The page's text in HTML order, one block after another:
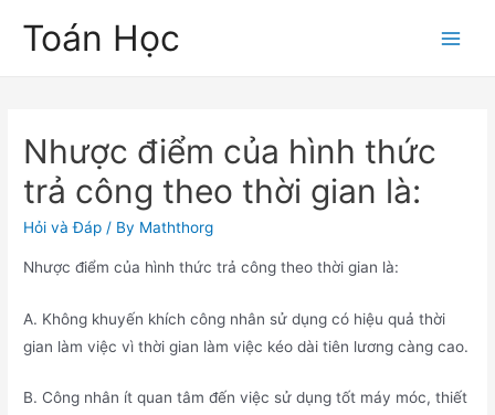
Toán Học
Nhược điểm của hình thức
trả công theo thời gian là:
Hỏi và Đáp / By Maththorg
Nhược điểm của hình thức trả công theo thời gian là:
A. Không khuyến khích công nhân sử dụng có hiệu quả thời
gian làm việc vì thời gian làm việc kéo dài tiên lương càng cao.
B. Công nhân ít quan tâm đến việc sử dụng tốt máy móc, thiết